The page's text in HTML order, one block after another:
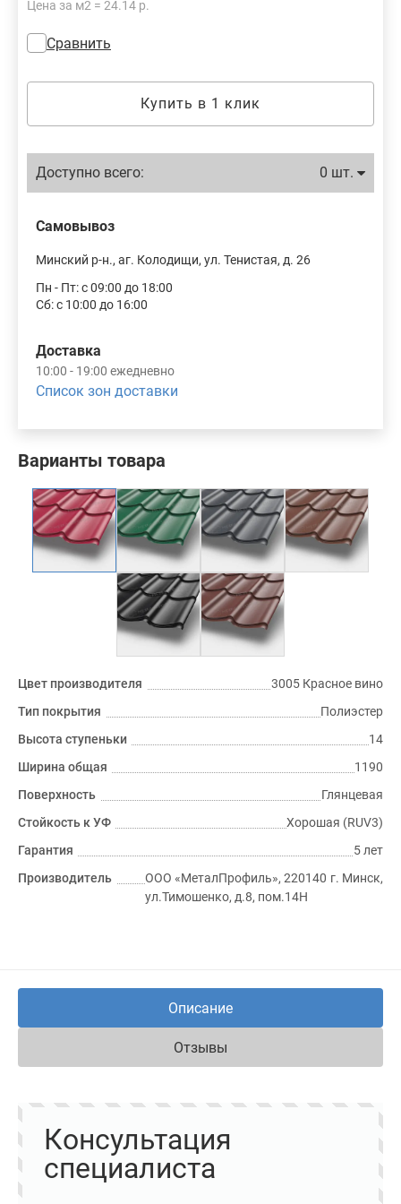
Варианты товара
Цвет производителя
3005 Красное вино
Тип покрытия
Полиэстер
Высота ступеньки
14
Ширина общая
1190
Поверхность
Глянцевая
Стойкость к УФ
Хорошая (RUV3)
Гарантия
5 лет
Производитель
ООО «МеталПрофиль», 220140 г. Минск,
ул.Тимошенко, д.8, пом.14Н
Цена за м2 = 24.14 р.
Сравнить
Купить в 1 клик
Доступно всего: 0 шт.
Самовывоз
Минский р-н., аг. Колодищи, ул. Тенистая, д. 26
Пн - Пт: с 09:00 до 18:00
Сб: с 10:00 до 16:00
Доставка
10:00 - 19:00 ежедневно
Список зон доставки
Описание
Отзывы
Консультация
специалиста